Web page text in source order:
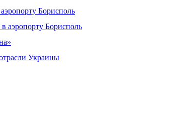
Борисполь
аэропорту Борисполь
Украины